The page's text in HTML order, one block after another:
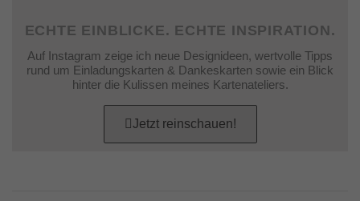
ECHTE EINBLICKE. ECHTE INSPIRATION.
Auf Instagram zeige ich neue Designideen, wertvolle Tipps
rund um Einladungskarten & Dankeskarten sowie ein Blick
hinter die Kulissen meines Kartenateliers.
Jetzt reinschauen!